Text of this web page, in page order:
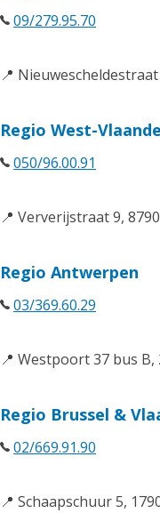
09/279.95.70
📍
Regio West-
050/96.00.91
📍 Ververijstraat 9,
Regio Antwerpen
03/369.60.29
📍 Westpoort 37 bus
Regio Brussel &
02/669.91.90
📍 Schaapschuur 5,